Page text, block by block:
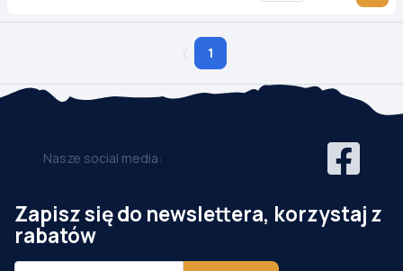
1
Nasze social media:
Zapisz się do newslettera, korzystaj z
rabatów